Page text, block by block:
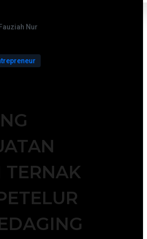
Nur
TERNAK